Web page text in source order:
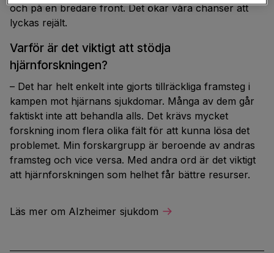
och på en bredare front. Det ökar våra chanser att
lyckas rejält.
Varför är det viktigt att stödja
hjärnforskningen?
– Det har helt enkelt inte gjorts tillräckliga framsteg i
kampen mot hjärnans sjukdomar. Många av dem går
faktiskt inte att behandla alls. Det krävs mycket
forskning inom flera olika fält för att kunna lösa det
problemet. Min forskargrupp är beroende av andras
framsteg och vice versa. Med andra ord är det viktigt
att hjärnforskningen som helhet får bättre resurser.
Läs mer om Alzheimer sjukdom